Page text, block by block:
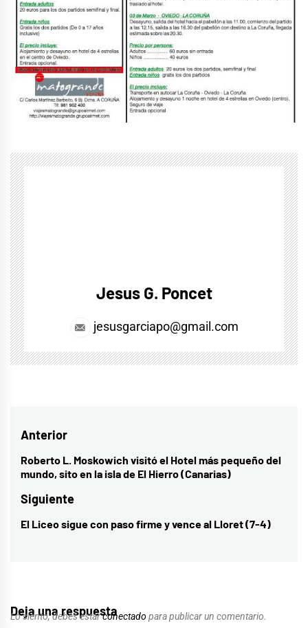
Jesus G. Poncet
jesusgarciapo@gmail.com
Navegación
de
Anterior
Entrada
anterior:
Roberto L. Moskowich visitó el Hotel más pequeño del
mundo, sito en la isla de El Hierro (Canarias)
Siguiente
Entrada
El Liceo sigue con paso firme y vence al Lloret (7-4)
Deja una respuesta
Lo siento, debes estarconectado para publicar un comentario.